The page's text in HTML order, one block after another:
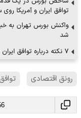
توافق ایران و آمریکا
واکنش بورس تهران به
شد
۷ نکته درباره توافق ایران و آمریکا
رونق اقتصادی